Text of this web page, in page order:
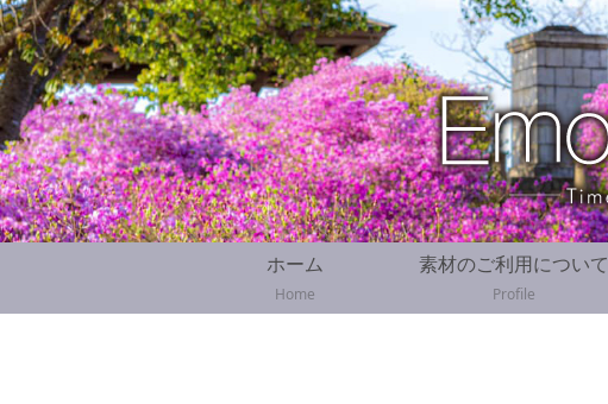
ホーム
Home
素材のご利用について
Profile